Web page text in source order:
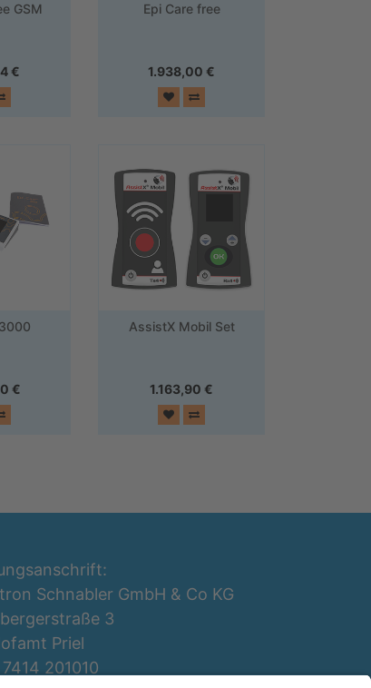
GSM
€
Epi Care free
1.938,00 €
€
AssistX Mobil Set
1.163,90 €
Schnabler GmbH & Co KG
3
Priel
201010